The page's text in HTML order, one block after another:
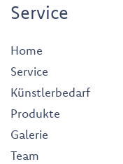
Service
Home
Service
Künstlerbedarf
Produkte
Galerie
Team